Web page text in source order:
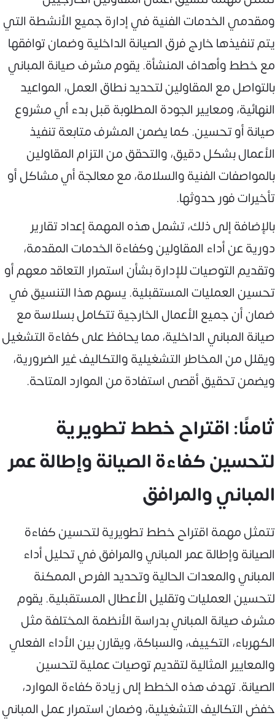
ومقدمي الخدمات الفنية في إدارة جميع الأنشطة التي
يتم تنفيذها خارج فرق الصيانة الداخلية وضمان توافقها
مع خطط وأهداف المنشأة. يقوم مشرف صيانة المباني
بالتواصل مع المقاولين لتحديد نطاق العمل، المواعيد
النهائية، ومعايير الجودة المطلوبة قبل بدء أي مشروع
صيانة أو تحسين. كما يضمن المشرف متابعة تنفيذ
الأعمال بشكل دقيق، والتحقق من التزام المقاولين
بالمواصفات الفنية والسلامة، مع معالجة أي مشاكل أو
تأخيرات فور حدوثها.
بالإضافة إلى ذلك، تشمل هذه المهمة إعداد تقارير
دورية عن أداء المقاولين وكفاءة الخدمات المقدمة،
وتقديم التوصيات للإدارة بشأن استمرار التعاقد معهم أو
تحسين العمليات المستقبلية. يسهم هذا التنسيق في
ضمان أن جميع الأعمال الخارجية تتكامل بسلاسة مع
صيانة المباني الداخلية، مما يحافظ على كفاءة التشغيل
ويقلل من المخاطر التشغيلية والتكاليف غير الضرورية،
ويضمن تحقيق أقصى استفادة من الموارد المتاحة.
ثامنًا: اقتراح خطط تطويرية
لتحسين كفاءة الصيانة وإطالة عمر
المباني والمرافق
تتمثل مهمة اقتراح خطط تطويرية لتحسين كفاءة
الصيانة وإطالة عمر المباني والمرافق في تحليل أداء
المباني والمعدات الحالية وتحديد الفرص الممكنة
لتحسين العمليات وتقليل الأعطال المستقبلية. يقوم
مشرف صيانة المباني بدراسة الأنظمة المختلفة مثل
الكهرباء، التكييف، والسباكة، ويقارن بين الأداء الفعلي
والمعايير المثالية لتقديم توصيات عملية لتحسين
الصيانة. تهدف هذه الخطط إلى زيادة كفاءة الموارد،
خفض التكاليف التشغيلية، وضمان استمرار عمل المباني